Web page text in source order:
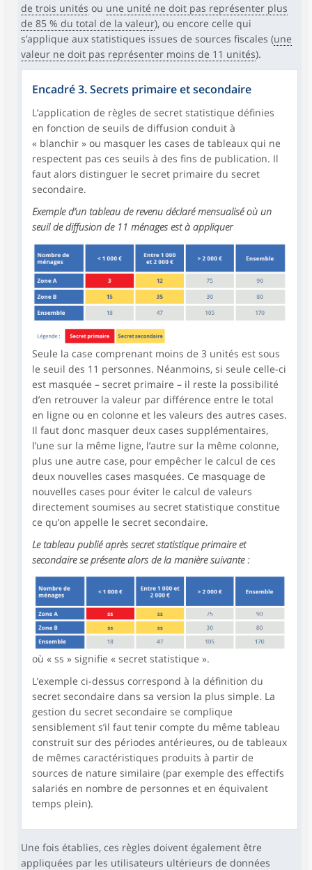
de trois unités ou une unité ne doit pas représenter plus
de 85 % du total de la valeur), ou encore celle qui
s’applique aux statistiques issues de sources fiscales (une
valeur ne doit pas représenter moins de 11 unités).
Encadré 3. Secrets primaire et secondaire
L’application de règles de secret statistique définies
en fonction de seuils de diffusion conduit à
« blanchir » ou masquer les cases de tableaux qui ne
respectent pas ces seuils à des fins de publication. Il
faut alors distinguer le secret primaire du secret
secondaire.
Exemple d’un tableau de revenu déclaré mensualisé où un
seuil de diffusion de 11 ménages est à appliquer
Seule la case comprenant moins de 3 unités est sous
le seuil des 11 personnes. Néanmoins, si seule celle-ci
est masquée – secret primaire – il reste la possibilité
d’en retrouver la valeur par différence entre le total
en ligne ou en colonne et les valeurs des autres cases.
Il faut donc masquer deux cases supplémentaires,
l’une sur la même ligne, l’autre sur la même colonne,
plus une autre case, pour empêcher le calcul de ces
deux nouvelles cases masquées. Ce masquage de
nouvelles cases pour éviter le calcul de valeurs
directement soumises au secret statistique constitue
ce qu’on appelle le secret secondaire.
Le tableau publié après secret statistique primaire et
secondaire se présente alors de la manière suivante :
où « ss » signifie « secret statistique ».
L’exemple ci-dessus correspond à la définition du
secret secondaire dans sa version la plus simple. La
gestion du secret secondaire se complique
sensiblement s’il faut tenir compte du même tableau
construit sur des périodes antérieures, ou de tableaux
de mêmes caractéristiques produits à partir de
sources de nature similaire (par exemple des effectifs
salariés en nombre de personnes et en équivalent
temps plein).
Une fois établies, ces règles doivent également être
appliquées par les utilisateurs ultérieurs de données